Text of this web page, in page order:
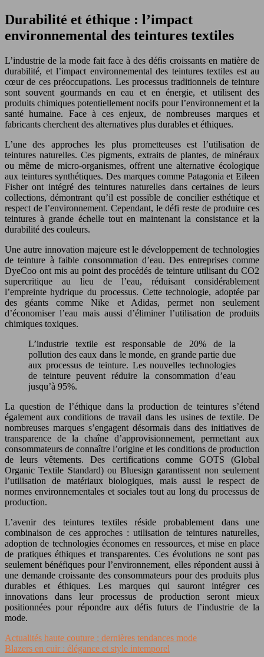
Durabilité et éthique : l’impact
environnemental des teintures textiles
L’industrie de la mode fait face à des défis croissants en matière de
durabilité, et l’impact environnemental des teintures textiles est au
cœur de ces préoccupations. Les processus traditionnels de teinture
sont souvent gourmands en eau et en énergie, et utilisent des
produits chimiques potentiellement nocifs pour l’environnement et la
santé humaine. Face à ces enjeux, de nombreuses marques et
fabricants cherchent des alternatives plus durables et éthiques.
L’une des approches les plus prometteuses est l’utilisation de
teintures naturelles. Ces pigments, extraits de plantes, de minéraux
ou même de micro-organismes, offrent une alternative écologique
aux teintures synthétiques. Des marques comme Patagonia et Eileen
Fisher ont intégré des teintures naturelles dans certaines de leurs
collections, démontrant qu’il est possible de concilier esthétique et
respect de l’environnement. Cependant, le défi reste de produire ces
teintures à grande échelle tout en maintenant la consistance et la
durabilité des couleurs.
Une autre innovation majeure est le développement de technologies
de teinture à faible consommation d’eau. Des entreprises comme
DyeCoo ont mis au point des procédés de teinture utilisant du CO2
supercritique au lieu de l’eau, réduisant considérablement
l’empreinte hydrique du processus. Cette technologie, adoptée par
des géants comme Nike et Adidas, permet non seulement
d’économiser l’eau mais aussi d’éliminer l’utilisation de produits
chimiques toxiques.
L’industrie textile est responsable de 20% de la
pollution des eaux dans le monde, en grande partie due
aux processus de teinture. Les nouvelles technologies
de teinture peuvent réduire la consommation d’eau
jusqu’à 95%.
La question de l’éthique dans la production de teintures s’étend
également aux conditions de travail dans les usines de textile. De
nombreuses marques s’engagent désormais dans des initiatives de
transparence de la chaîne d’approvisionnement, permettant aux
consommateurs de connaître l’origine et les conditions de production
de leurs vêtements. Des certifications comme GOTS (Global
Organic Textile Standard) ou Bluesign garantissent non seulement
l’utilisation de matériaux biologiques, mais aussi le respect de
normes environnementales et sociales tout au long du processus de
production.
L’avenir des teintures textiles réside probablement dans une
combinaison de ces approches : utilisation de teintures naturelles,
adoption de technologies économes en ressources, et mise en place
de pratiques éthiques et transparentes. Ces évolutions ne sont pas
seulement bénéfiques pour l’environnement, elles répondent aussi à
une demande croissante des consommateurs pour des produits plus
durables et éthiques. Les marques qui sauront intégrer ces
innovations dans leur processus de production seront mieux
positionnées pour répondre aux défis futurs de l’industrie de la
mode.
Actualités haute couture : dernières tendances mode
Blazers en cuir : élégance et style intemporel